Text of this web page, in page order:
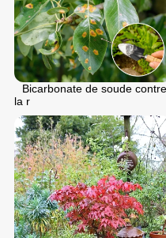
Bicarbonate de soude contre
la r